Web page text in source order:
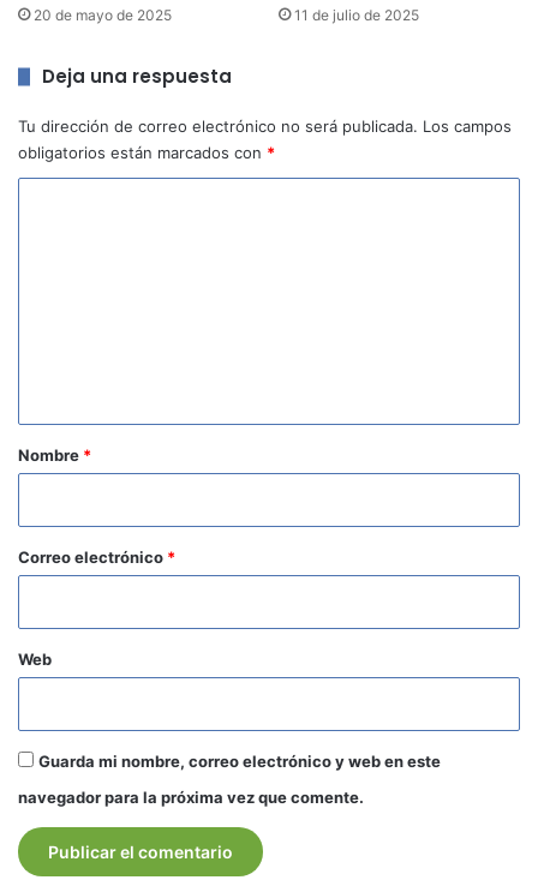
20 de mayo de 2025 11 de julio de 2025
Deja una respuesta
Tu dirección de correo electrónico no será publicada. Los campos
obligatorios están marcados con *
r
o
*
Nombre *
Correo electrónico *
Web
Guarda mi nombre, correo electrónico y web en este
navegador para la próxima vez que comente.